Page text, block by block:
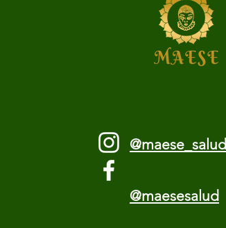
@maese_salud
@maesesalud